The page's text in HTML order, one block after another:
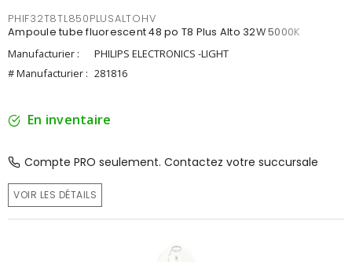
PHIF32T8TL850PLUSALTOHV
Ampoule tube fluorescent 48 po T8 Plus Alto 32W 5000K
Manufacturier :
PHILIPS ELECTRONICS -LIGHT
# Manufacturier : 281816
En inventaire
Compte PRO seulement. Contactez votre succursale
VOIR LES DÉTAILS